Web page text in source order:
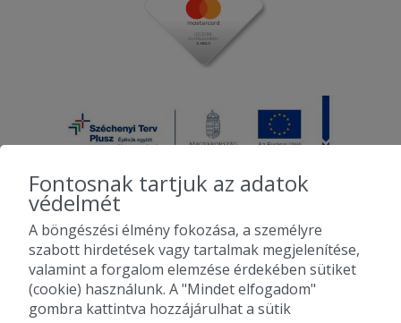
2010-2026 Copyright - Falatozz.hu - Diston-line Kft.
Pizza, gyros, hamburger, menük kedvező áron, egy helyen az összes
étterem ajánlata.
Fontosnak tartjuk az adatok
védelmét
A böngészési élmény fokozása, a személyre
szabott hirdetések vagy tartalmak megjelenítése,
valamint a forgalom elemzése érdekében sütiket
(cookie) használunk. A "Mindet elfogadom"
gombra kattintva hozzájárulhat a sütik